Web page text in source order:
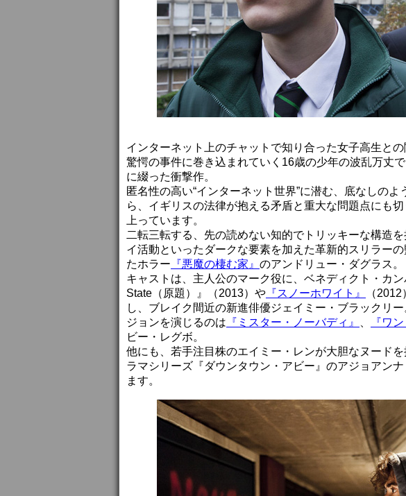
インターネット上のチャットで知り合った女子高生と
驚愕の事件に巻き込まれていく16歳の少年の波乱万丈
に綴った衝撃作。
匿名性の高い“インターネット世界”に潜む、底なしの
ら、イギリスの法律が抱える矛盾と重大な問題点にも
上っています。
二転三転する、先の読めない知的でトリッキーな構造
イ活動といったダークな要素を加えた革新的スリラー
たホラー 『悪魔の棲む家』 のアンドリュー・ダグラス。
キャストは、主人公のマーク役に、ベネディクト・カ
State（原題）』（2013）や 『スノーホワイト』
（
し、ブレイク間近の新進俳優ジェイミー・ブラックリ
ジョンを演じるのは 『ミスター・ノーバディ』 『ワ
ビー・レグボ。
他にも、若手注目株のエイミー・レンが大胆なヌード
ラマシリーズ『ダウンタウン・アビー』のアジョアン
ます。